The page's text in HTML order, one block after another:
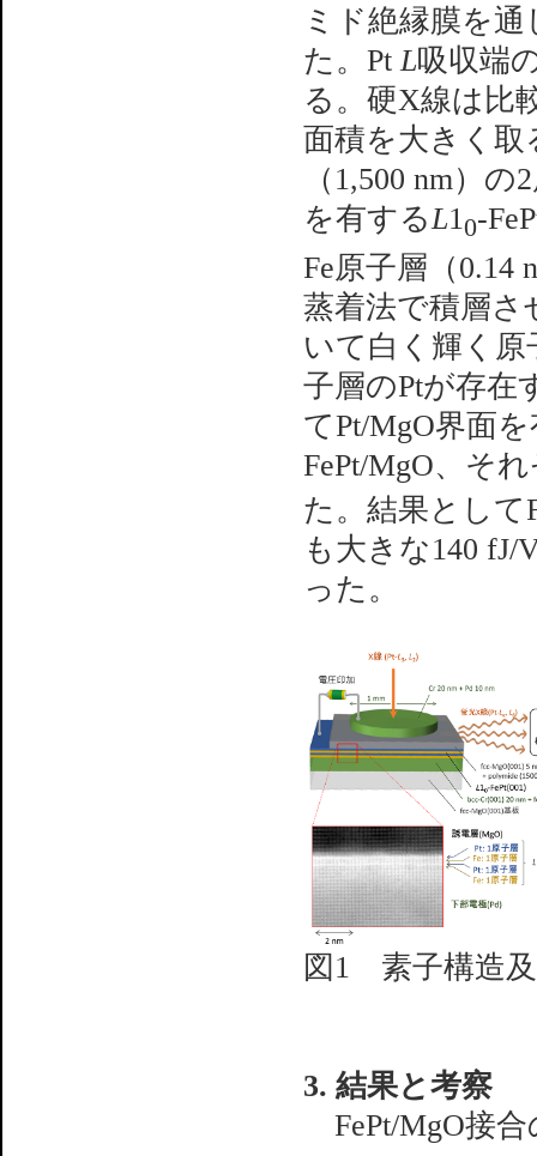
ミド絶縁膜を
た。PtL吸収端
る。硬X線は比
面積を大きく取
（1,500 nm）
を有するL10-
Fe原子層（0.14
蒸着法で積層さ
いて白く輝く原
子層のPtが存在
てPt/MgO界面
FePt/MgO、そ
た。結果として
も大きな140
った。
図1 素子構造
3. 結果と考察
FePt/MgO接合